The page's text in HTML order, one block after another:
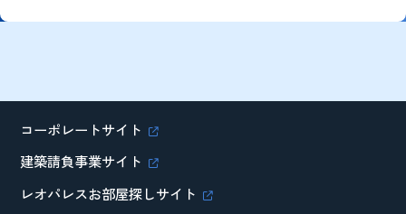
コーポレートサイト
建築請負事業サイト
レオパレスお部屋探しサイト